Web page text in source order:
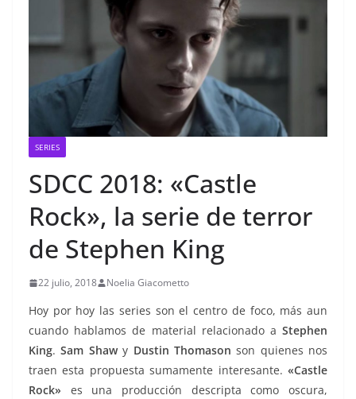
SERIES
SDCC 2018: «Castle
Rock», la serie de terror
de Stephen King
22 julio, 2018 Noelia Giacometto
Hoy por hoy las series son el centro de foco, más aun
cuando hablamos de material relacionado a Stephen
King.Sam Shawy Dustin Thomason son quienes nos
traen esta propuesta sumamente interesante. «Castle
Rock» es una producción descripta como oscura,